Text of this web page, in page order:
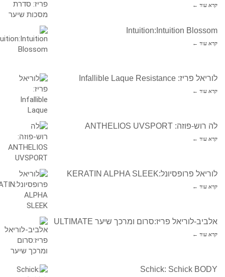
קרא עוד ←
Intuition:Intuition Blossom
קרא עוד ←
לוריאל פריז: Infallible Laque Resistance
קרא עוד ←
לה רוש-פוזה: ANTHELIOS UVSPORT
קרא עוד ←
לוריאל פרופסיונל:KERATIN ALPHA SLEEK
קרא עוד ←
אלביב-לוריאל פריז:סרום ומרכך שיער ULTIMATE
קרא עוד ←
Schick: Schick BODY